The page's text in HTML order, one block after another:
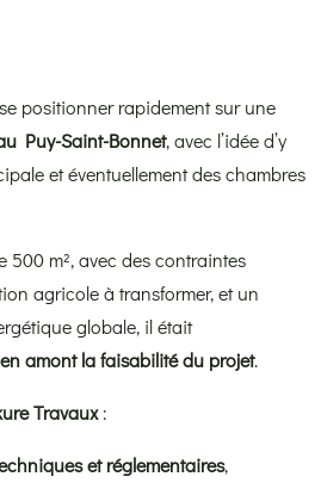
positionner rapidement sur une
Puy-Saint-Bonnet, avec l’idée d’y
et éventuellement des chambres
500 m², avec des contraintes
agricole à transformer, et un
globale, il était
amont la faisabilité du projet.
Travaux:
et réglementaires,